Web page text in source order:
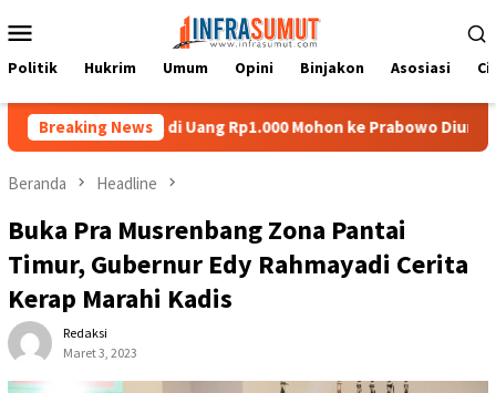
ke
Mobile
Politik Hukrim Umum Opini Binjakon Asosiasi
Breaking News
Nias di Uang Rp1.000 Mohon ke Prabowo Diundang Upacara
Beranda Headline
Buka Pra Musrenbang Zona Pantai
Timur, Gubernur Edy Rahmayadi Cerita
Kerap Marahi Kadis
Redaksi
Maret 3, 2023